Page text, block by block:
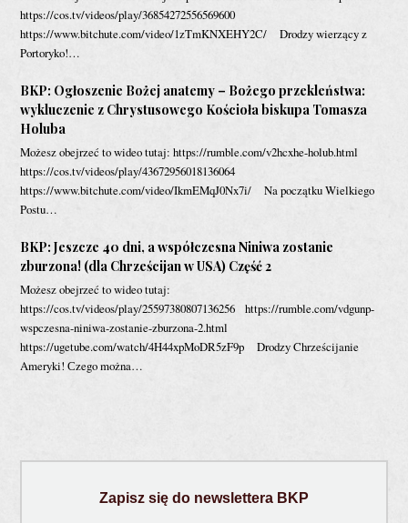
https://cos.tv/videos/play/36854272556569600
https://www.bitchute.com/video/1zTmKNXEHY2C/ Drodzy wierzący z
Portoryko!…
BKP: Ogłoszenie Bożej anatemy – Bożego przekleństwa:
wykluczenie z Chrystusowego Kościoła biskupa Tomasza
Holuba
Możesz obejrzeć to wideo tutaj: https://rumble.com/v2hcxhe-holub.html
https://cos.tv/videos/play/43672956018136064
https://www.bitchute.com/video/IkmEMqJ0Nx7i/ Na początku Wielkiego
Postu…
BKP: Jeszcze 40 dni, a współczesna Niniwa zostanie
zburzona! (dla Chrześcijan w USA) Część 2
Możesz obejrzeć to wideo tutaj:
https://cos.tv/videos/play/25597380807136256 https://rumble.com/vdgunp-
wspczesna-niniwa-zostanie-zburzona-2.html
https://ugetube.com/watch/4H44xpMoDR5zF9p Drodzy Chrześcijanie
Ameryki! Сzego można…
Zapisz się do newslettera BKP